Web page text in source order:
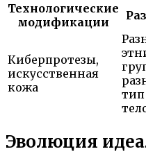
Технологические
модификации
Киберпротезы,
искусственная
кожа
тип
Эволюция